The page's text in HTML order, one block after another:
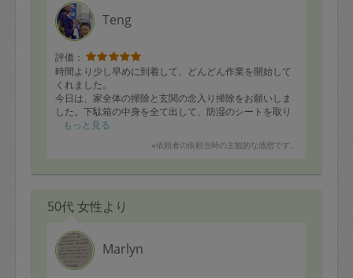
Teng
評価：
時間より少し早めに到着して、どんどん作業を開始して
くれました。
今日は、家全体の掃除と玄関の念入り掃除をお願いしま
した。下駄箱の中身を全て出して、防湿のシートを取り
かえて、玄関のタイルも水拭きしてくれました。とても
トイレ・お風呂・キッチンの水回りもざっと掃除してく
もう、Tengさんなしの生活は考えられません・・・
って、いいきもちです！
もっと見る
※依頼者の依頼当時の主観的な感想です。
50代 女性より
Marlyn